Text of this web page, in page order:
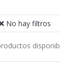
No hay filtros